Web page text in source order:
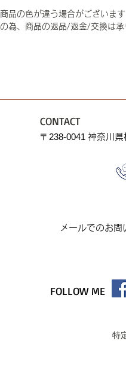
品の色が違う場合がございます
為、商品の返品/返金/交換は承
メールでのお問
CONTACT
​〒238-0041 神奈川
FOLLOW ME
特